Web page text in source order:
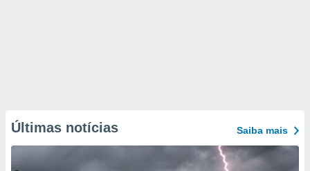
Últimas notícias Saiba mais